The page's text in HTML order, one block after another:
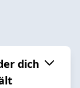
dich